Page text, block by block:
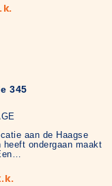
345
aan de Haagse
ondergaan maakt